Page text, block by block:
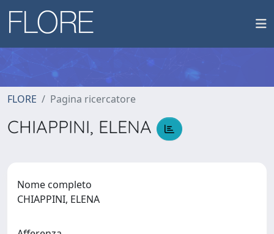
FLORE Pagina ricercatore
CHIAPPINI, ELENA
Nome completo
CHIAPPINI, ELENA